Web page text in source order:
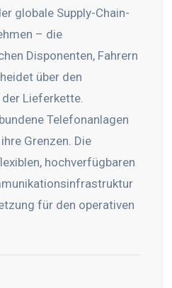
globale Supply-Chain-
– die
Disponenten, Fahrern
über den
Lieferkette.
Telefonanlagen
Grenzen. Die
hochverfügbaren
für den operativen